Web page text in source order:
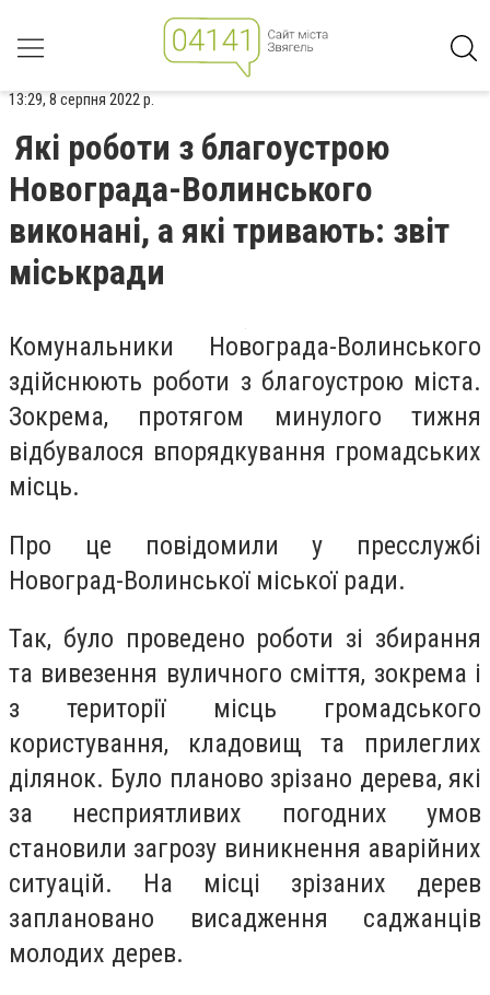
13:29, 8 серпня 2022 р.
Які роботи з благоустрою
Новограда-Волинського
виконані, а які тривають: звіт
міськради
Комунальники Новограда-Волинського
здійснюють роботи з благоустрою міста.
Зокрема, протягом минулого тижня
відбувалося впорядкування громадських
місць.
Про це повідомили у пресслужбі
Новоград-Волинської міської ради.
Так, було проведено роботи зі збирання
та вивезення вуличного сміття, зокрема і
з території місць громадського
користування, кладовищ та прилеглих
ділянок. Було планово зрізано дерева, які
за несприятливих погодних умов
становили загрозу виникнення аварійних
ситуацій. На місці зрізаних дерев
заплановано висадження саджанців
молодих дерев.